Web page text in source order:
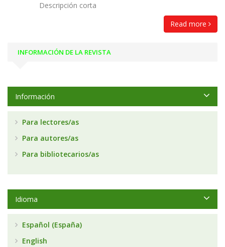
Descripción corta
Read more
INFORMACIÓN DE LA REVISTA
Información
Para lectores/as
Para autores/as
Para bibliotecarios/as
Idioma
Español (España)
English